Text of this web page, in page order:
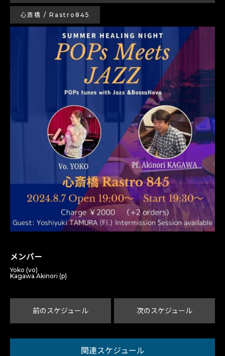
心斎橋 / Rastro845
メンバー
Yoko (vo)
Kagawa Akinori (p)
前のスケジュール 次のスケジュール
関連スケジュール